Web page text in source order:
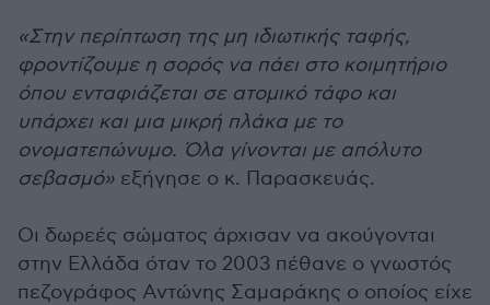
«Στην περίπτωση της μη ιδιωτικής ταφής,
φροντίζουμε η σορός να πάει στο κοιμητήριο
όπου ενταφιάζεται σε ατομικό τάφο και
υπάρχει και μια μικρή πλάκα με το
ονοματεπώνυμο. Όλα γίνονται με απόλυτο
σεβασμό» εξήγησε ο κ. Παρασκευάς.
Οι δωρεές σώματος άρχισαν να ακούγονται
στην Ελλάδα όταν το 2003 πέθανε ο γνωστός
πεζογράφος Αντώνης Σαμαράκης ο οποίος είχε